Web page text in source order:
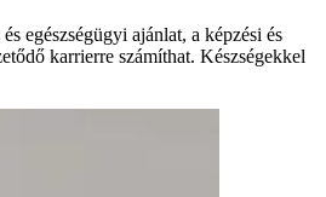
egészségügyi ajánlat, a képzési és
karrierre számíthat. Készségekkel